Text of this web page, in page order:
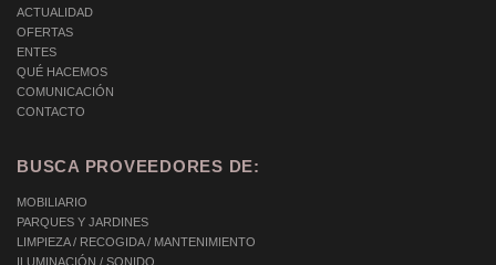
ACTUALIDAD
OFERTAS
ENTES
QUÉ HACEMOS
COMUNICACIÓN
CONTACTO
BUSCA PROVEEDORES DE:
MOBILIARIO
PARQUES Y JARDINES
LIMPIEZA / RECOGIDA / MANTENIMIENTO
ILUMINACIÓN / SONIDO